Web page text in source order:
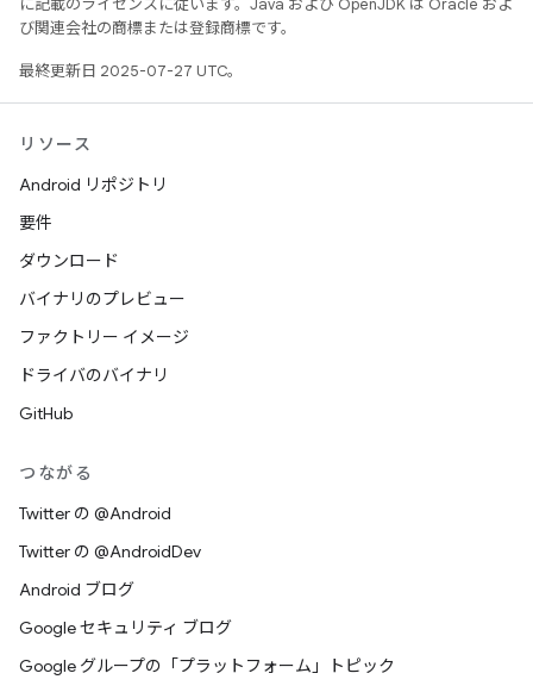
に記載のライセンスに従います。Java および OpenJDK は Oracle およ
び関連会社の商標または登録商標です。
最終更新日 2025-07-27 UTC。
リソース
Android リポジトリ
要件
ダウンロード
バイナリのプレビュー
ファクトリー イメージ
ドライバのバイナリ
GitHub
つながる
Twitter の @Android
Twitter の @AndroidDev
Android ブログ
Google セキュリティ ブログ
Google グループの「プラットフォーム」トピック